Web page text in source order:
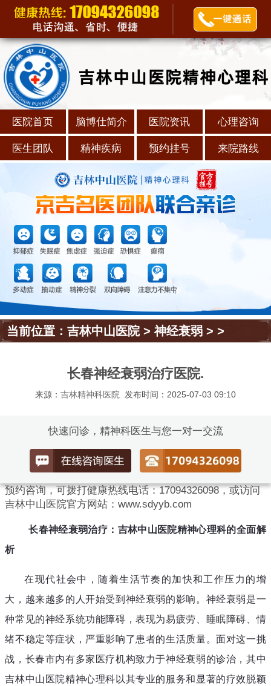
医院首页 脑博仕简介 医院资讯 心理咨询
医生团队 精神疾病 预约挂号 来院路线
当前位置：吉林中山医院>神经衰弱 > >
长春神经衰弱治疗医院.
来源： 吉林精神科医院 发布时间：2025-07-03 09:10
快速问诊，精神科医生与您一对一交流
预约咨询，可拨打健康热线电话：17094326098，或访问
吉林中山医院官方网站：www.sdyyb.com
长春神经衰弱治疗：吉林中山医院精神心理科的全面解
析
在现代社会中，随着生活节奏的加快和工作压力的增
大，越来越多的人开始受到神经衰弱的影响。神经衰弱是一
种常见的神经系统功能障碍，表现为易疲劳、睡眠障碍、情
绪不稳定等症状，严重影响了患者的生活质量。面对这一挑
战，长春市内有多家医疗机构致力于神经衰弱的诊治，其中
吉林中山医院精神心理科以其专业的服务和显著的疗效脱颖